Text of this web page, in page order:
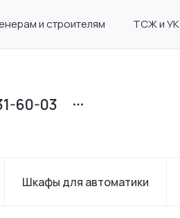
и строителям ТСЖ и УК
60-03
Шкафы для автоматики